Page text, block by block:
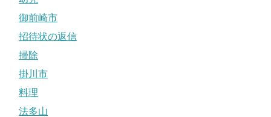
御前崎市
招待状の返信
掃除
掛川市
料理
法多山